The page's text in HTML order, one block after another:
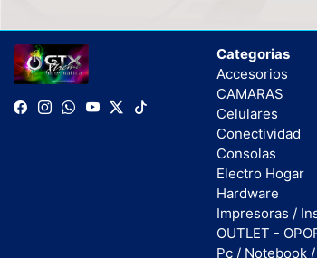
Categorias
Accesorios
CAMARAS
Celulares
Conectividad
Consolas
Electro Hogar
Hardware
Impresoras /
OUTLET -
Pc / Notebook